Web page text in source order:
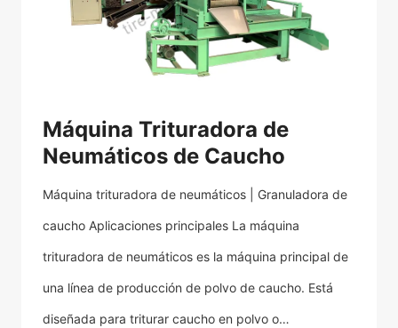
Máquina Trituradora de
Neumáticos de Caucho
Máquina trituradora de neumáticos | Granuladora de
caucho Aplicaciones principales La máquina
trituradora de neumáticos es la máquina principal de
una línea de producción de polvo de caucho. Está
diseñada para triturar caucho en polvo o…